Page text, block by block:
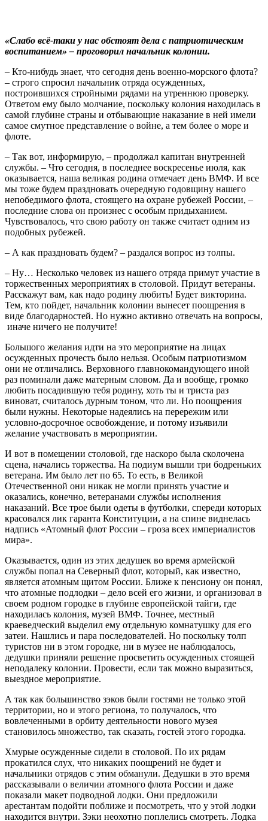
«Слабо всё-таки у нас обстоят дела с патриотическим
воспитанием» – проговорил начальник колонии.
– Кто-нибудь знает, что сегодня день военно-морского флота?
– строго спросил начальник отряда осужденных,
построившихся стройными рядами на утреннюю проверку.
Ответом ему было молчание, поскольку колония находилась в
самой глубине страны и отбывающие наказание в ней имели
самое смутное представление о войне, а тем более о море и
флоте.
– Так вот, информирую, – продолжал капитан внутренней
службы. – Что сегодня, в последнее воскресенье июля, как
оказывается, наша великая родина отмечает день ВМФ. И все
мы тоже будем праздновать очередную годовщину нашего
непобедимого флота, стоящего на охране рубежей России, –
последние слова он произнес с особым придыханием.
Чувствовалось, что свою работу он также считает одним из
подобных рубежей.
– А как праздновать будем? – раздался вопрос из толпы.
– Ну… Несколько человек из нашего отряда примут участие в
торжественных мероприятиях в столовой. Придут ветераны.
Расскажут вам, как надо родину любить! Будет викторина.
Тем, кто пойдет, начальник колонии вынесет поощрения в
виде благодарностей. Но нужно активно отвечать на вопросы,
иначе ничего не получите!
Большого желания идти на это мероприятие на лицах
осужденных прочесть было нельзя. Особым патриотизмом
они не отличались. Верховного главнокомандующего иной
раз поминали даже матерным словом. Да и вообще, громко
любить посадившую тебя родину, хоть ты и триста раз
виноват, считалось дурным тоном, что ли. Но поощрения
были нужны. Некоторые надеялись на перережим или
условно-досрочное освобождение, и потому изъявили
желание участвовать в мероприятии.
И вот в помещении столовой, где наскоро была сколочена
сцена, начались торжества. На подиум вышли три бодреньких
ветерана. Им было лет по 65. То есть, в Великой
Отечественной они никак не могли принять участие и
оказались, конечно, ветеранами службы исполнения
наказаний. Все трое были одеты в футболки, спереди которых
красовался лик гаранта Конституции, а на спине виднелась
надпись «Атомный флот России – гроза всех империалистов
мира».
Оказывается, один из этих дедушек во время армейской
службы попал на Северный флот, который, как известно,
является атомным щитом России. Ближе к пенсиону он понял,
что атомные подлодки – дело всей его жизни, и организовал в
своем родном городке в глубине европейской тайги, где
находилась колония, музей ВМФ. Точнее, местный
краеведческий выделил ему отдельную комнатушку для его
затеи. Нашлись и пара последователей. Но поскольку толп
туристов ни в этом городке, ни в музее не наблюдалось,
дедушки приняли решение просветить осужденных стоящей
неподалеку колонии. Провести, если так можно выразиться,
выездное мероприятие.
А так как большинство зэков были гостями не только этой
территории, но и этого региона, то получалось, что
вовлеченными в орбиту деятельности нового музея
становилось множество, так сказать, гостей этого городка.
Хмурые осужденные сидели в столовой. По их рядам
прокатился слух, что никаких поощрений не будет и
начальники отрядов с этим обманули. Дедушки в это время
рассказывали о величии атомного флота России и даже
показали макет подводной лодки. Они предложили
арестантам подойти поближе и посмотреть, что у этой лодки
находится внутри. Зэки неохотно поплелись смотреть. Лодка